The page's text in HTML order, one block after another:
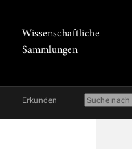
Wissenschaftliche
Sammlungen
Erkunden